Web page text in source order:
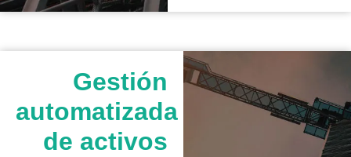
Gestión
automatizada
de activos